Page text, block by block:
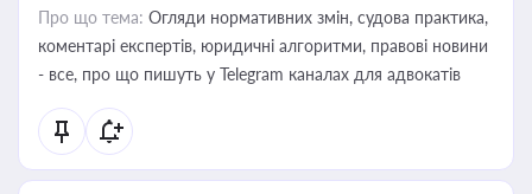
Про що тема: Огляди нормативних змін, судова практика,
коментарі експертів, юридичні алгоритми, правові новини
- все, про що пишуть у Telegram каналах для адвокатів